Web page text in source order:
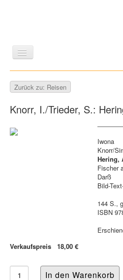
GESCHICHTE
ZEITSCHRIFTEN/
Zurück zu: Reisen
Knorr, I./Trieder, S.:
Verkaufspreis 18,00 €
Iwona
Knorr/
Hering,
Fischer
Darß
Bild-
144 S.,
ISBN